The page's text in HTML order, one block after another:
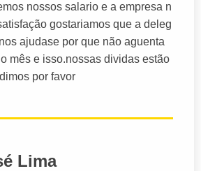
nossos salario e a empresa n
gostariamos que a deleg
ajudase por que não aguenta
mês e isso.nossas dividas estão
por favor
Lima